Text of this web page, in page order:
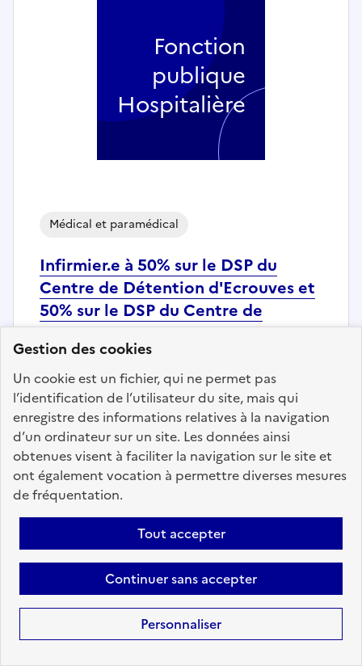
Gestion des cookies
Un cookie est un fichier, qui ne permet pas
l’identification de l’utilisateur du site, mais qui
enregistre des informations relatives à la navigation
d’un ordinateur sur un site. Les données ainsi
obtenues visent à faciliter la navigation sur le site et
ont également vocation à permettre diverses mesures
de fréquentation.
Tout accepter
Continuer sans accepter
Personnaliser
Infirmier.e à 50% sur le DSP du
Centre de Détention d'Ecrouves et
50% sur le DSP du Centre de
Détention
Médical et paramédical
Fonction publique :
Fonction publique Hospitalière
Employeur :
Centre Psychothérapique de Nancy
En ligne depuis le 10 juin 2026
Ajouter aux favoris: Infirmier.e à 50% sur le DSP
Fonction
publique
Hospitalière
Précédent 1 137 138
139
142 143
200
Suivant